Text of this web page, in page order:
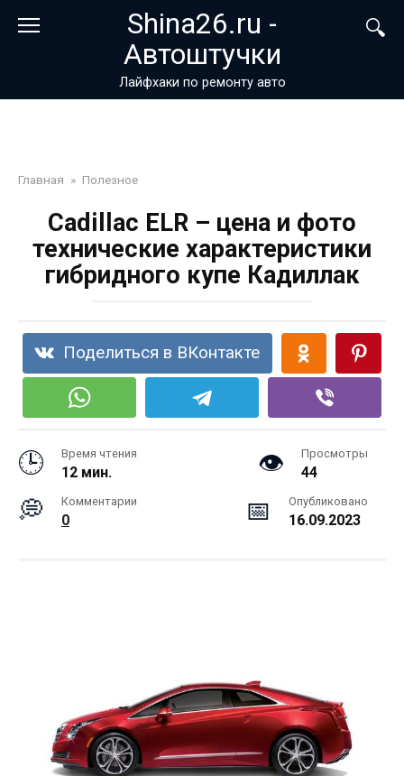
Shina26.ru -
Автоштучки
Лайфхаки по ремонту авто
Главная » Полезное
Cadillac ELR – цена и фото
технические характеристики
гибридного купе Кадиллак
Поделиться в ВКонтакте
Время чтения
12 мин.
Просмотры
44
Комментарии
0
Опубликовано
16.09.2023